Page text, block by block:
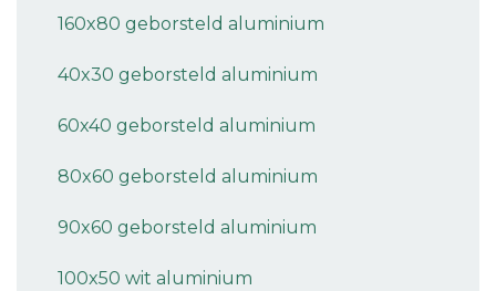
160x80 geborsteld aluminium
40x30 geborsteld aluminium
60x40 geborsteld aluminium
80x60 geborsteld aluminium
90x60 geborsteld aluminium
100x50 wit aluminium